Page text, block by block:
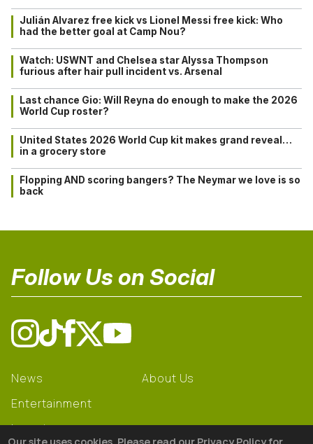
Julián Alvarez free kick vs Lionel Messi free kick: Who
had the better goal at Camp Nou?
Watch: USWNT and Chelsea star Alyssa Thompson
furious after hair pull incident vs. Arsenal
Last chance Gio: Will Reyna do enough to make the 2026
World Cup roster?
United States 2026 World Cup kit makes grand reveal…
in a grocery store
Flopping AND scoring bangers? The Neymar we love is so
back
Follow Us on Social
News
Entertainment
Learning
About Us
Our site uses cookies. Please read our Privacy Policy for